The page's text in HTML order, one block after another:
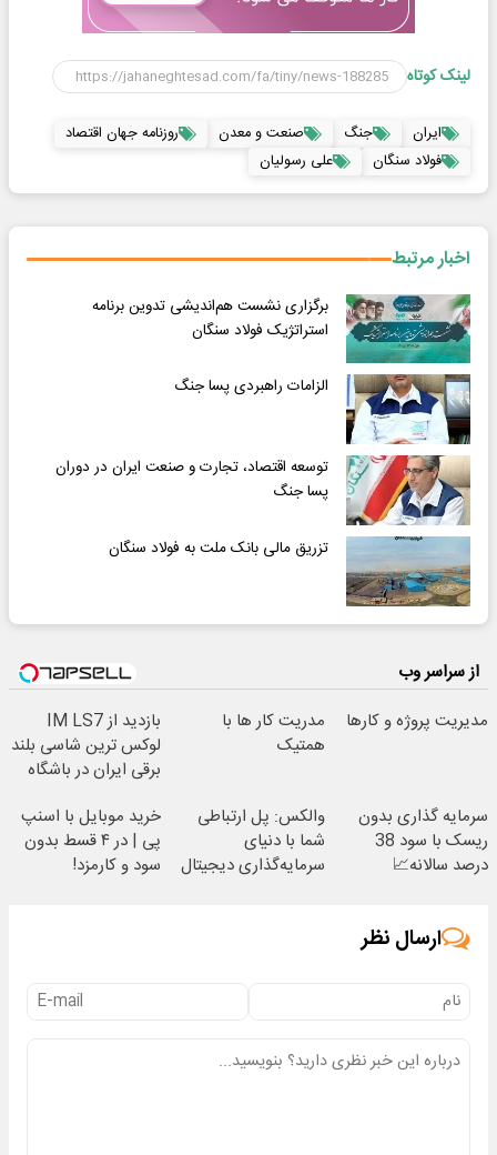
لینک کوتاه
ایران جنگ صنعت و معدن
روزنامه جهان اقتصاد
فولاد سنگان
علی رسولیان
اخبار مرتبط
برگزاری نشست هم‌اندیشی تدوین برنامه
استراتژیک فولاد سنگان
الزامات راهبردی پسا جنگ
توسعه اقتصاد، تجارت و صنعت ایران در دوران
پسا جنگ
تزریق مالی بانک ملت به فولاد سنگان
از سراسر وب
مدیریت پروژه و کارها
مدریت کار ها با
همتیک
بازدید از IM LS7
لوکس ترین شاسی بلند
برقی ایران در باشگاه
سرمایه گذاری بدون
ریسک با سود 38
درصد سالانه📈
والکس: پل ارتباطی
شما با دنیای
سرمایه‌گذاری دیجیتال
خرید موبایل با اسنپ
پی | در ۴ قسط بدون
سود و کارمزد!
ارسال نظر